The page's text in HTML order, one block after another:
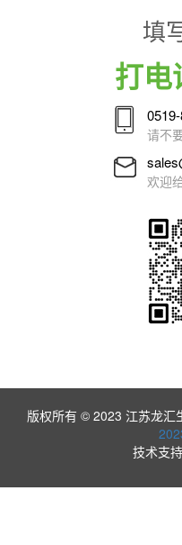
填
打电
请不
欢迎
版权所有 © 2023 江苏龙汇
技术支